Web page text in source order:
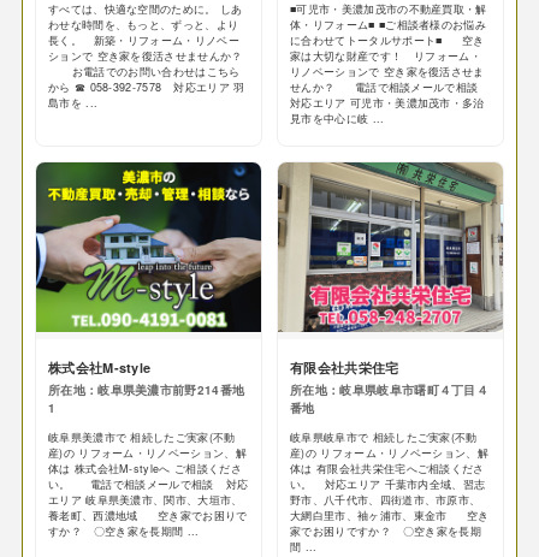
すべては、快適な空間のために。 しあ
わせな時間を、もっと、ずっと、より
長く。 新築・リフォーム・リノベー
ションで 空き家を復活させませんか？
お電話でのお問い合わせはこちら
から ☎ 058-392-7578 対応エリア 羽
島市を ...
■可児市・美濃加茂市の不動産買取・解
体・リフォーム■ ■ご相談者様のお悩み
に合わせてトータルサポート■ 空き
家は大切な財産です！ リフォーム・
リノベーションで 空き家を復活させま
せんか？ 電話で相談メールで相談
対応エリア 可児市・美濃加茂市・多治
見市を中心に岐 ...
株式会社M-style
所在地：岐阜県美濃市前野214番地
1
岐阜県美濃市で 相続したご実家(不動
産)の リフォーム・リノベーション、解
体は 株式会社M-styleへ ご相談くださ
い。 電話で相談メールで相談 対応
エリア 岐阜県美濃市、関市、大垣市、
養老町、西濃地域 空き家でお困りで
すか？ 〇空き家を長期間 ...
有限会社共栄住宅
所在地：岐阜県岐阜市曙町４丁目４
番地
岐阜県岐阜市で 相続したご実家(不動
産)の リフォーム・リノベーション、解
体は 有限会社共栄住宅へご相談くださ
い。 対応エリア 千葉市内全域、習志
野市、八千代市、四街道市、市原市、
大網白里市、袖ヶ浦市、東金市 空き
家でお困りですか？ 〇空き家を長期
間 ...